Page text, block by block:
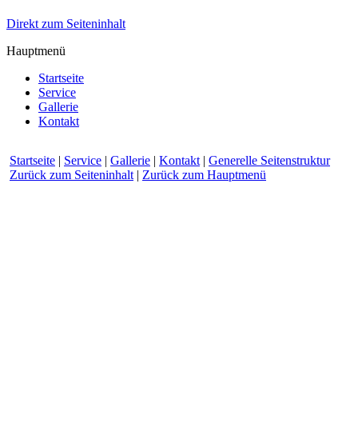
Direkt zum Seiteninhalt
Hauptmenü
Startseite
Service
Gallerie
Kontakt
Startseite | Service | Gallerie | Kontakt| Generelle Seitenstruktur
Zurück zum Seiteninhalt| Zurück zum Hauptmenü